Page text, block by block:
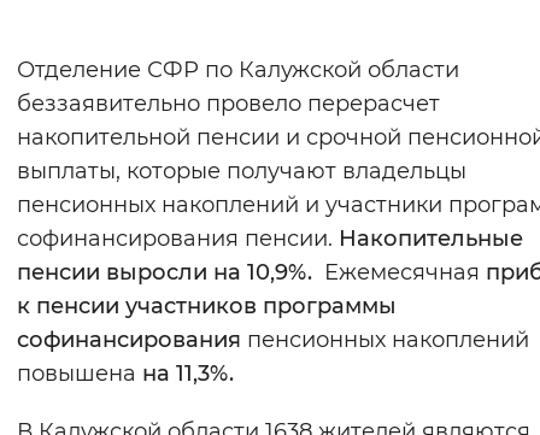
Нормальный Увеличенный
Цвет сайта
Монохромный Инверсивный
Синий фон
Изображения
Включены Выключены
Отделение СФР по Калужской области
беззаявительно провело перерасчет
накопительной пенсии и срочной
выплаты, которые получают владельцы
пенсионных накоплений и участники
софинансирования пенсии. Накопительные
пенсии выросли на 10,9%. Ежемесячная
к пенсии участников программы
софинансирования пенсионных накоплений
повышена на 11,3%.